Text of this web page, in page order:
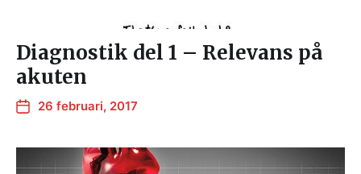
Diagnostik del 1 – Relevans på
akuten
26 februari, 2017